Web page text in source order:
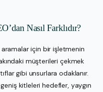
Nasıl Farklıdır?
için bir işletmenin
müşterileri çekmek
gibi unsurlara odaklanır.
kitleleri hedefler, yaygın